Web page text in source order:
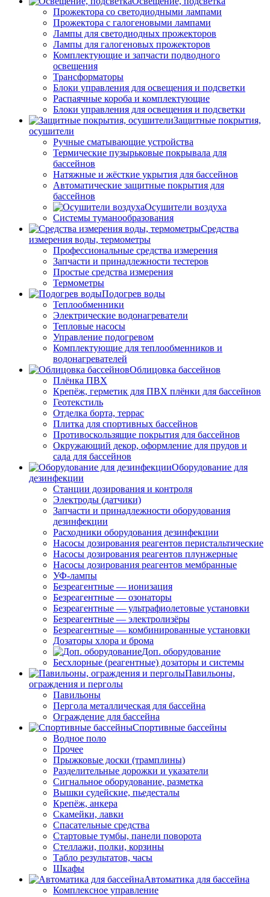
Прожектора со светодиодными лампами
Прожектора с галогеновыми лампами
Лампы для светодиодных прожекторов
Лампы для галогеновых прожекторов
Комплектующие и запчасти подводного
освещения
Трансформаторы
Блоки управления для освещения и подсветки
Распаячные короба и комплектующие
Блоки управления для освещения и подсветки
Защитные покрытия,
осушители
Ручные сматывающие устройства
Термические пузырьковые покрывала для
бассейнов
Натяжные и жёсткие укрытия для бассейнов
Автоматические защитные покрытия для
бассейнов
Осушители воздуха
Системы туманообразования
Средства
измерения воды, термометры
Профессиональные средства измерения
Запчасти и принадлежности тестеров
Простые средства измерения
Термометры
Подогрев воды
Теплообменники
Электрические водонагреватели
Тепловые насосы
Управление подогревом
Комплектующие для теплообменников и
водонагревателей
Облицовка бассейнов
Плёнка ПВХ
Крепёж, герметик для ПВХ плёнки для бассейнов
Геотекстиль
Отделка борта, террас
Плитка для спортивных бассейнов
Противоскользящие покрытия для бассейнов
Окружающий декор, оформление для прудов и
сада для бассейнов
Оборудование для
дезинфекции
Станции дозирования и контроля
Электроды (датчики)
Запчасти и принадлежности оборудования
дезинфекции
Расходники оборудования дезинфекции
Насосы дозирования реагентов перистальтические
Насосы дозирования реагентов плунжерные
Насосы дозирования реагентов мембранные
УФ-лампы
Безреагентные — ионизация
Безреагентные — озонаторы
Безреагентные — ультрафиолетовые установки
Безреагентные — электролизёры
Безреагентные — комбинированные установки
Дозаторы хлора и брома
Доп. оборудование
Бесхлорные (реагентные) дозаторы и системы
Павильоны,
ограждения и перголы
Павильоны
Пергола металлическая для бассейна
Ограждение для бассейна
Спортивные бассейны
Водное поло
Прочее
Прыжковые доски (трамплины)
Разделительные дорожки и указатели
Cигнальное оборудование, разметка
Вышки судейские, пьедесталы
Крепёж, анкера
Скамейки, лавки
Спасательные средства
Стартовые тумбы, панели поворота
Стеллажи, полки, корзины
Табло результатов, часы
Шкафы
Автоматика для бассейна
Комплексное управление